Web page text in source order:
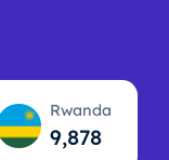
Rwanda
9,879